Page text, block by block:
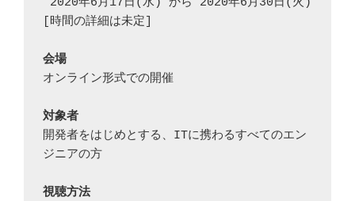
[時間の詳細は未定]
会場
オンライン形式での開催
対象者
開発者をはじめとする、ITに携わるすべてのエン
ジニアの方
視聴方法